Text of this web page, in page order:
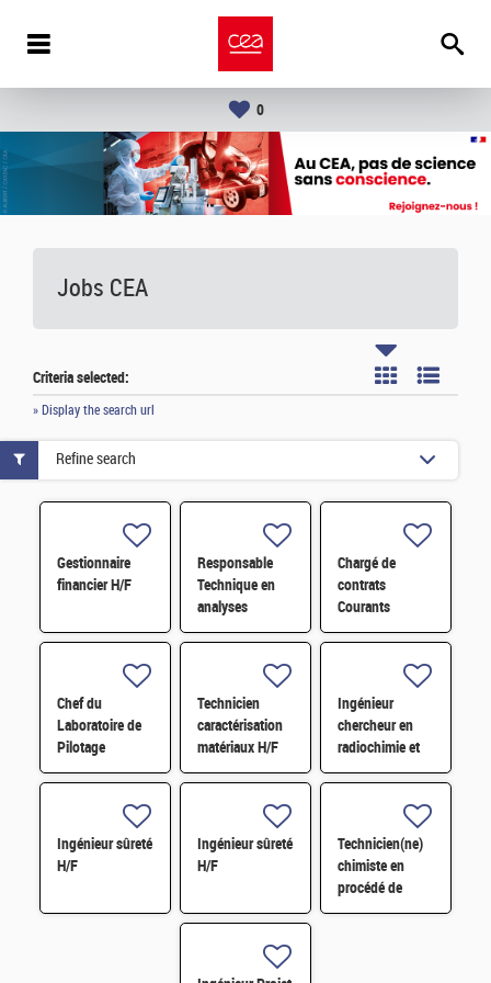
0
Jobs CEA
Criteria selected:
» Display the search url
Gestionnaire
financier H/F
Responsable
Technique en
analyses
radiologiques
Chargé de
contrats
Courants
Faibles (CFA)
Chef du
Laboratoire de
Pilotage
Intelligent des
(LIRE) H/F
Technicien
caractérisation
matériaux H/F
Ingénieur
chercheur en
radiochimie et
extraction par
Ingénieur sûreté
H/F
Ingénieur sûreté
H/F
Technicien(ne)
chimiste en
procédé de
conversion H/F
Refine search